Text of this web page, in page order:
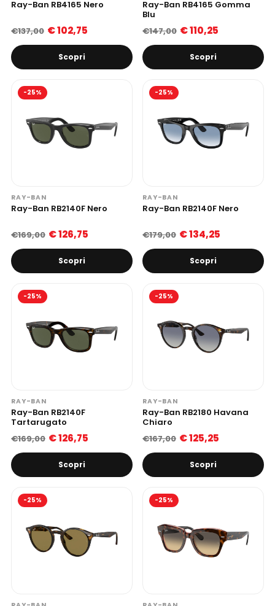
Ray-Ban RB4165 Nero
€137,00 € 102,75
Scopri
Ray-Ban RB4165 Gomma
Blu
€147,00 € 110,25
Scopri
-25%
RAY-BAN
Ray-Ban RB2140F Nero
€169,00 € 126,75
Scopri
-25%
RAY-BAN
Ray-Ban RB2140F Nero
€179,00 € 134,25
Scopri
-25%
RAY-BAN
Ray-Ban RB2140F
Tartarugato
€169,00 € 126,75
Scopri
-25%
RAY-BAN
Ray-Ban RB2180 Havana
Chiaro
€167,00 € 125,25
Scopri
-25% -25%